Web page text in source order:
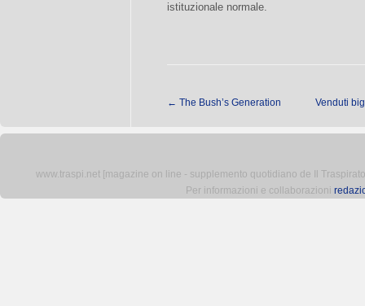
istituzionale normale.
← The Bush’s Generation Venduti
www.traspi.net [magazine on line - supplemento quotidiano de Il
Per informazioni e collaborazioni